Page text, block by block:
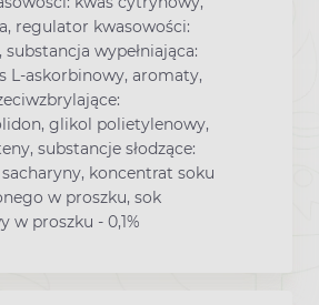
regulator kwasowości:
wypełniająca:
L-askorbinowy, aromaty,
glikol polietylenowy,
substancje słodzące:
koncentrat soku
w proszku, sok
w proszku - 0,1%